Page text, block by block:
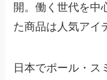
開。働く世代を中
た商品は人気アイ
日本でポール・ス